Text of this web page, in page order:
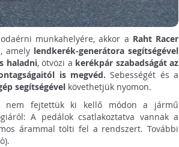
munkahelyére, akkor a Raht Racer
, amelylendkerék-generátora segítségével
haladni, ötvözi a kerékpár szabadságát az
is megvéd.Sebességét és a
segítségével követhetjük nyomon.
nem fejtettük ki kellő módon a jármű
A pedálok csatlakoztatva vannak a
árammal tölti fel a rendszert. További